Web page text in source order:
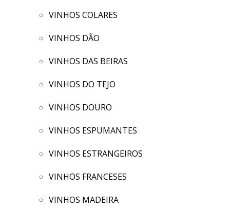
VINHOS COLARES
VINHOS DÃO
VINHOS DAS BEIRAS
VINHOS DO TEJO
VINHOS DOURO
VINHOS ESPUMANTES
VINHOS ESTRANGEIROS
VINHOS FRANCESES
VINHOS MADEIRA